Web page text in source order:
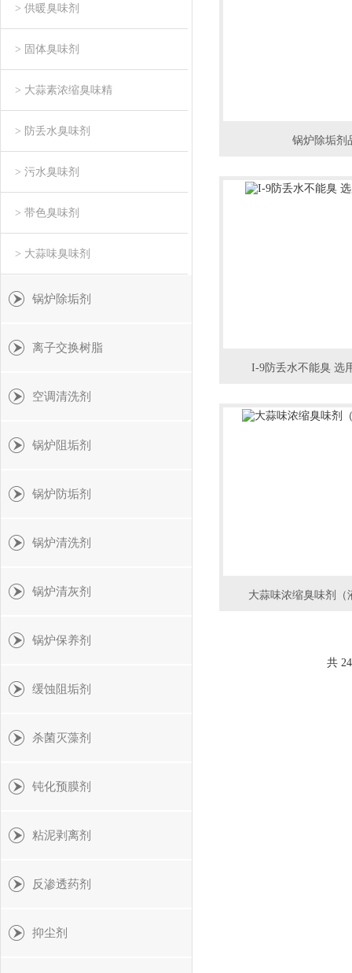
> 供暖臭味剂
> 固体臭味剂
> 大蒜素浓缩臭味精
> 防丢水臭味剂
> 污水臭味剂
> 带色臭味剂
> 大蒜味臭味剂
锅炉除垢剂
离子交换树脂
空调清洗剂
锅炉阻垢剂
锅炉防垢剂
锅炉清洗剂
锅炉清灰剂
锅炉保养剂
缓蚀阻垢剂
杀菌灭藻剂
钝化预膜剂
粘泥剥离剂
反渗透药剂
抑尘剂
锅炉除垢剂
I-9防丢水不能臭 选
大蒜味浓缩臭味剂（
共